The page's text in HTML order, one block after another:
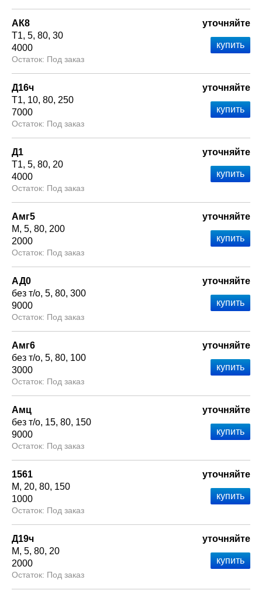
АК8
Т1 5 80 30
4000
Под заказ
уточняйте
Д16ч
Т1 10 80 250
7000
Под заказ
уточняйте
Д1
Т1 5 80 20
4000
Под заказ
уточняйте
Амг5
М 5 80 200
2000
Под заказ
уточняйте
АД0
без т/о 5 80 300
9000
Под заказ
уточняйте
Амг6
без т/о 5 80 100
3000
Под заказ
уточняйте
Амц
без т/о 15 80 150
9000
Под заказ
уточняйте
1561
М
20 80 150
1000
Под заказ
уточняйте
Д19ч
М 5 80 20
2000
Под заказ
уточняйте